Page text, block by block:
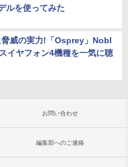
ルを使ってみた
脅威の実力!「Osprey」Nobl
イヤフォン4機種を一気に聴
お問い合わせ
編集部へのご連絡